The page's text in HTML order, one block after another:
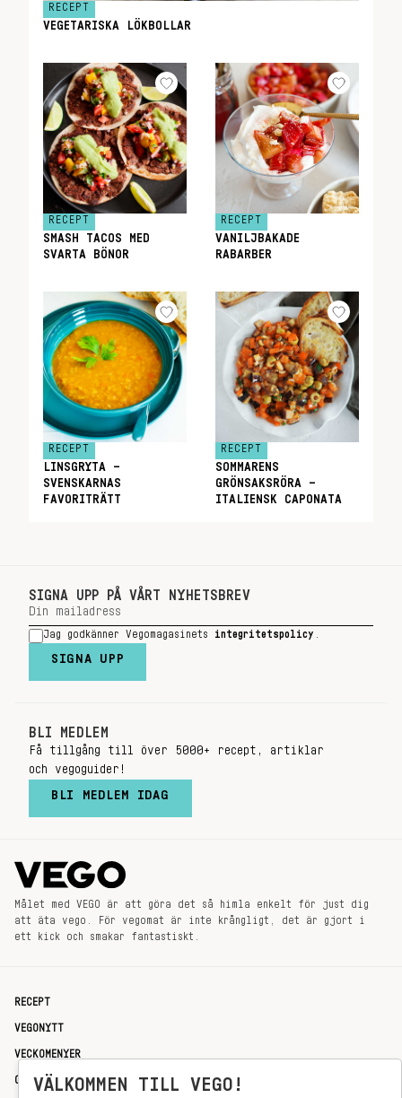
RECEPT
VEGETARISKA LÖKBOLLAR
RECEPT
SMASH TACOS MED
SVARTA BÖNOR
RECEPT
VANILJBAKADE
RABARBER
RECEPT
LINSGRYTA –
SVENSKARNAS
FAVORITRÄTT
RECEPT
SOMMARENS
GRÖNSAKSRÖRA –
ITALIENSK CAPONATA
SIGNA UPP PÅ VÅRT NYHETSBREV
Jag godkänner Vegomagasinets integritetspolicy
SIGNA UPP
BLI MEDLEM
Få tillgång till över 5000+ recept, artiklar
och vegoguider!
BLI MEDLEM IDAG
Målet med VEGO är att göra det så himla enkelt för just dig
att äta vego. För vegomat är inte krångligt, det är gjort i
ett kick och smakar fantastiskt.
RECEPT
VEGONYTT
VECKOMENYER
OM OSSVÄLKOMMEN TILL VEGO!